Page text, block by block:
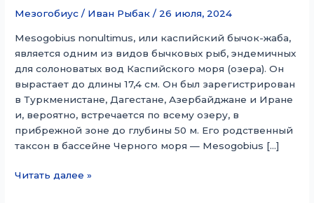
Мезогобиус / Иван Рыбак/ 26 июля, 2024
Mesogobius nonultimus, или каспийский бычок-жаба,
является одним из видов бычковых рыб, эндемичных
для солоноватых вод Каспийского моря (озера). Он
вырастает до длины 17,4 см. Он был зарегистрирован
в Туркменистане, Дагестане, Азербайджане и Иране
и, вероятно, встречается по всему озеру, в
прибрежной зоне до глубины 50 м. Его родственный
таксон в бассейне Черного моря — Mesogobius […]
Мезогобиус
Читать далее »